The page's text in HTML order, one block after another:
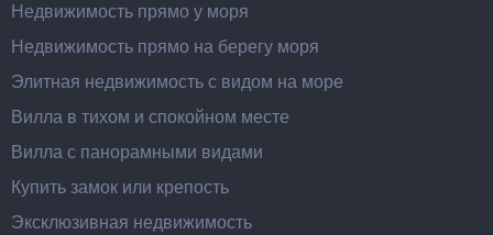
Недвижимость прямо у моря
Недвижимость прямо на берегу моря
Элитная недвижимость с видом на море
Вилла в тихом и спокойном месте
Вилла с панорамными видами
Купить замок или крепость
Эксклюзивная недвижимость